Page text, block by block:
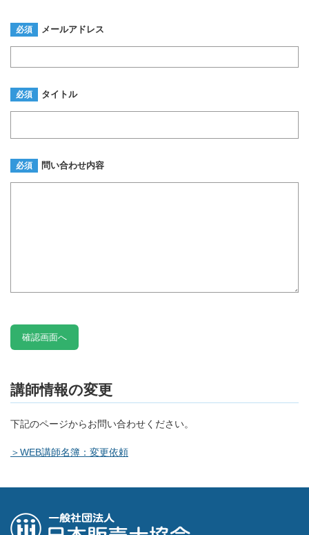
必須 メールアドレス
必須 タイトル
必須 問い合わせ内容
講師情報の変更
下記のページからお問い合わせください。
＞WEB講師名簿：変更依頼